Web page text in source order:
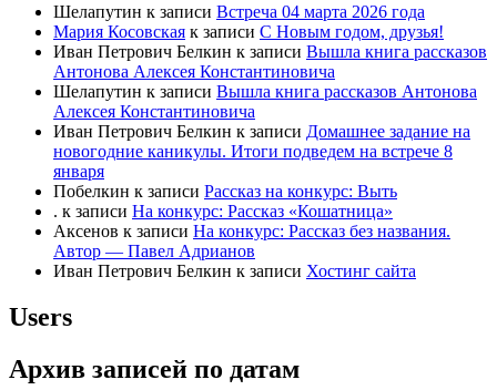
Шелапутин к записи Встреча 04 марта 2026 года
Мария Косовская к записи С Новым годом, друзья!
Иван Петрович Белкин к записи Вышла книга рассказов
Антонова Алексея Константиновича
Шелапутин к записи Вышла книга рассказов Антонова
Алексея Константиновича
Иван Петрович Белкин к записи Домашнее задание на
новогодние каникулы. Итоги подведем на встрече 8
января
Побелкин к записи Рассказ на конкурс: Выть
. к записи На конкурс: Рассказ «Кошатница»
Аксенов к записи На конкурс: Рассказ без названия.
Автор — Павел Адрианов
Иван Петрович Белкин к записи Хостинг сайта
Users
Архив записей по датам